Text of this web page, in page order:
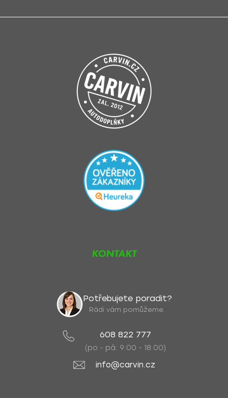
KONTAKT
Potřebujete poradit?
Rádi vám pomůžeme.
608 822 777
(po - pá: 9:00 - 18:00)
info@carvin.cz